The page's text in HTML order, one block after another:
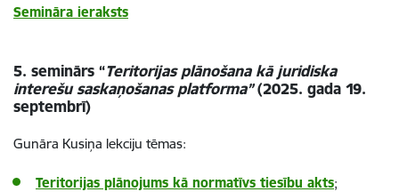
Semināra ieraksts
5. seminārs “Teritorijas plānošana kā juridiska
interešu saskaņošanas platforma”(2025. gada 19.
septembrī)
Gunāra Kusiņa lekciju tēmas:
Teritorijas plānojums kā normatīvs tiesību akts;